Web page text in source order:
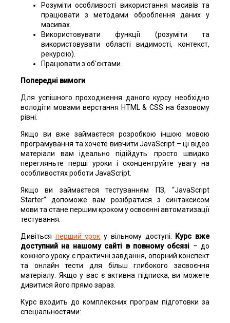
Розуміти особливості використання масивів та
працювати з методами оброблення даних у
масивах.
Використовувати функції (розуміти та
використовувати області видимості, контекст,
рекурсію).
Працювати з об'єктами.
Попередні вимоги
Для успішного проходження даного курсу необхідно
володіти мовами верстання HTML & CSS на базовому
рівні.
Якщо ви вже займаєтеся розробкою іншою мовою
програмування та хочете вивчити JavaScript – ці відео
матеріали вам ідеально підійдуть: просто швидко
перегляньте перші уроки і сконцентруйте увагу на
особливостях роботи JavaScript.
Якщо ви займаєтеся тестуванням ПЗ, “JavaScript
Starter” допоможе вам розібратися з синтаксисом
мови та стане першим кроком у освоєнні автоматизації
тестування.
Дивіться перший урок у вільному доступі.
Курс вже
доступний на нашому сайті в повному обсязі – до
кожного уроку є практичні завдання, опорний конспект
та онлайн тести для більш глибокого засвоєння
матеріалу. Якщо у вас є активна підписка, ви можете
дивитися його прямо зараз.
Курс входить до комплексних програм підготовки за
спеціальностями: